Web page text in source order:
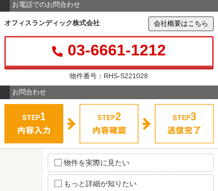
お電話でのお問合わせ
オフィスランディック株式会社 会社概要はこちら
03-6661-1212
物件番号：RHS-S221028
お問合わせ
物件を実際に見たい
もっと詳細が知りたい